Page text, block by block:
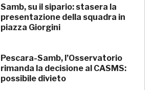
Samb, su il sipario: stasera la
presentazione della squadra in
piazza Giorgini
Pescara-Samb, l’Osservatorio
rimanda la decisione al CASMS:
possibile divieto